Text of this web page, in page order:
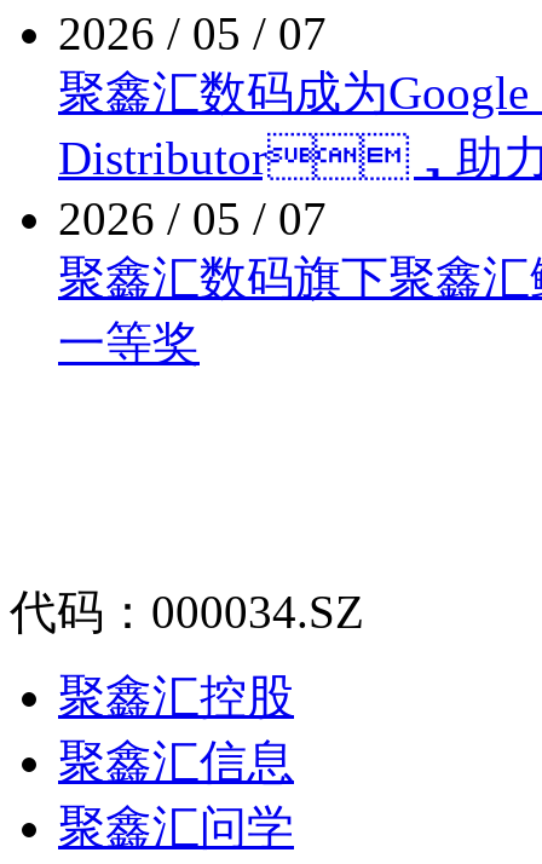
2026 / 05 / 07
聚鑫汇数码成为Google
Distributor，助
2026 / 05 / 07
聚鑫汇数码旗下聚鑫
一等奖
代码：000034.SZ
聚鑫汇控股
聚鑫汇信息
聚鑫汇问学